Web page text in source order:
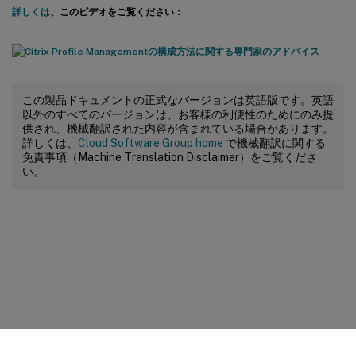
詳しくは、このビデオをご覧ください：
この製品ドキュメントの正式なバージョンは英語版です。英語
以外のすべてのバージョンは、お客様の利便性のためにのみ提
供され、機械翻訳された内容が含まれている場合があります。
詳しくは、 Cloud Software Group home で機械翻訳に関する
免責事項（Machine Translation Disclaimer）をご覧くださ
い。